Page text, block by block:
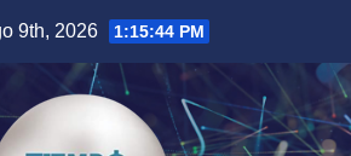
9th, 2026 1:15:44 PM